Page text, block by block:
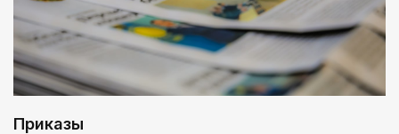
Приказы